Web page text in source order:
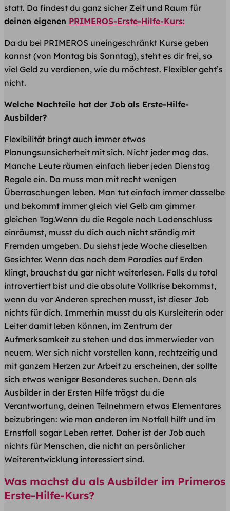
statt. Da findest du ganz sicher Zeit und Raum für
deinen eigenen PRIMEROS-Erste-Hilfe-Kurs:
Da du bei PRIMEROS uneingeschränkt Kurse geben
kannst (von Montag bis Sonntag), steht es dir frei, so
viel Geld zu verdienen, wie du möchtest. Flexibler geht’s
nicht.
Welche Nachteile hat der Job als Erste-Hilfe-
Ausbilder?
Flexibilität bringt auch immer etwas
Planungsunsicherheit mit sich. Nicht jeder mag das.
Manche Leute räumen einfach lieber jeden Dienstag
Regale ein. Da muss man mit recht wenigen
Überraschungen leben. Man tut einfach immer dasselbe
und bekommt immer gleich viel Gelb am gimmer
gleichen Tag.Wenn du die Regale nach Ladenschluss
einräumst, musst du dich auch nicht ständig mit
Fremden umgeben. Du siehst jede Woche dieselben
Gesichter. Wenn das nach dem Paradies auf Erden
klingt, brauchst du gar nicht weiterlesen. Falls du total
introvertiert bist und die absolute Vollkrise bekommst,
wenn du vor Anderen sprechen musst, ist dieser Job
nichts für dich. Immerhin musst du als Kursleiterin oder
Leiter damit leben können, im Zentrum der
Aufmerksamkeit zu stehen und das immerwieder von
neuem. Wer sich nicht vorstellen kann, rechtzeitig und
mit ganzem Herzen zur Arbeit zu erscheinen, der sollte
sich etwas weniger Besonderes suchen. Denn als
Ausbilder in der Ersten Hilfe trägst du die
Verantwortung, deinen Teilnehmern etwas Elementares
beizubringen: wie man anderen im Notfall hilft und im
Ernstfall sogar Leben rettet. Daher ist der Job auch
nichts für Menschen, die nicht an persönlicher
Weiterentwicklung interessiert sind.
Was machst du als Ausbilder im Primeros
Erste-Hilfe-Kurs?